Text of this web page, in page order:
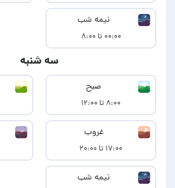
نیمه شب
۰۰:۰۰ تا ۸:۰۰
سه شنبه
صبح
۸:۰۰ تا ۱۲:۰۰
غروب
۱۷:۰۰ تا ۲۰:۰۰
نیمه شب